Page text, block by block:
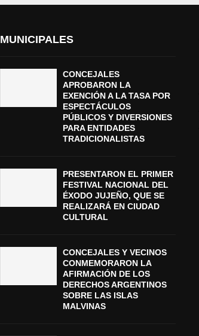
MUNICIPALES
CONCEJALES
APROBARON LA
EXENCIÓN A LA TASA POR
ESPECTÁCULOS
PÚBLICOS Y DIVERSIONES
PARA ENTIDADES
TRADICIONALISTAS
PRESENTARON EL PRIMER
FESTIVAL NACIONAL DEL
ÉXODO JUJEÑO, QUE SE
REALIZARÁ EN CIUDAD
CULTURAL
CONCEJALES Y VECINOS
CONMEMORARON LA
AFIRMACIÓN DE LOS
DERECHOS ARGENTINOS
SOBRE LAS ISLAS
MALVINAS